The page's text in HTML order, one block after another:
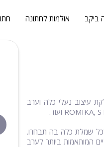
ביקב אולמות לחתונה
1951. בנעלי נירו תוכלו למצוא מחלקת עיצוב נעלי כלה וערב
לכל שמלת כלה בה תבחרו.
המותאמות ביותר לערב